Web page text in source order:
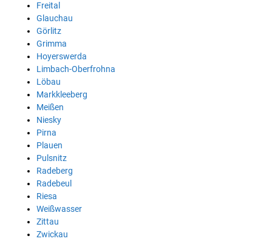
Freital
Glauchau
Görlitz
Grimma
Hoyerswerda
Limbach-Oberfrohna
Löbau
Markkleeberg
Meißen
Niesky
Pirna
Plauen
Pulsnitz
Radeberg
Radebeul
Riesa
Weißwasser
Zittau
Zwickau